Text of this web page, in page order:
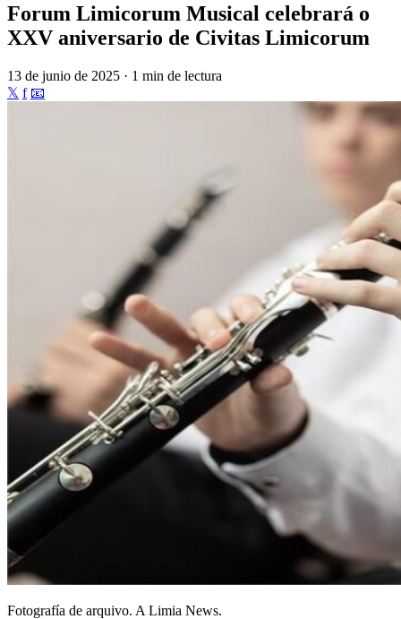
Forum Limicorum Musical celebrará o
XXV aniversario de Civitas Limicorum
13 de junio de 2025 · 1 min de lectura
𝕏 f 📧
Fotografía de arquivo. A Limia News.